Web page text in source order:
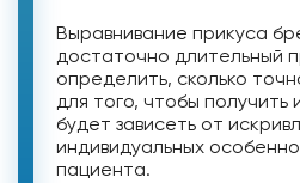
Выравнивание прикуса
достаточно длительный
определить, сколько
для того, чтобы получить
будет зависеть от
индивидуальных
пациента.